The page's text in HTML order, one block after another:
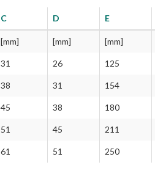
C D E
[mm] [mm] [mm]
31 26 125
38 31 154
45 38 180
51 45 211
61 51 250